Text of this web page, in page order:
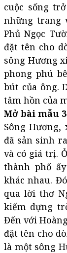
cuộc sống
những trang
Phủ Ngọc
đặt tên cho
sông Hương
phong phú
bút của ông.
tâm hồn của
Mở bài mẫu
Sông
đã sản sinh
và có giá trị.
thành phố
khác nhau.
qua lời thơ
kiếm dựng
Đến với
đặt tên cho
là một sông